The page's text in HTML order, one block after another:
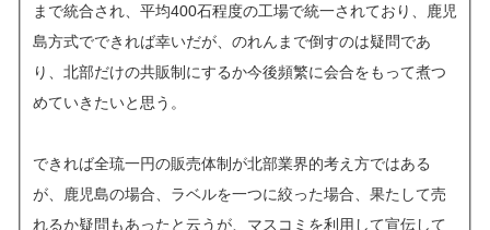
まで統合され、平均400石程度の工場で統一されており、鹿児
島方式でできれば幸いだが、のれんまで倒すのは疑問であ
り、北部だけの共販制にするか今後頻繁に会合をもって煮つ
めていきたいと思う。
できれば全琉一円の販売体制が北部業界的考え方ではある
が、鹿児島の場合、ラベルを一つに絞った場合、果たして売
れるか疑問もあったと云うが、マスコミを利用して宣伝して